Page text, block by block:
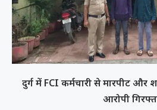
दुर्ग में FCI कर्मचारी से मारपीट और
आरोपी